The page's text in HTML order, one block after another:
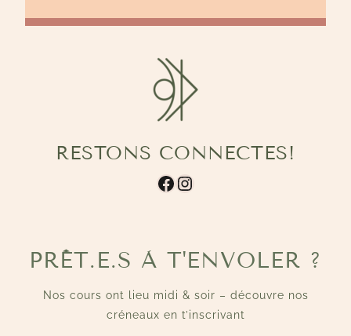
RESTONS CONNECTES!
Facebook
Instagram
PRÊT.E.S À T'ENVOLER ?
Nos cours ont lieu midi & soir – découvre nos
créneaux en t’inscrivant